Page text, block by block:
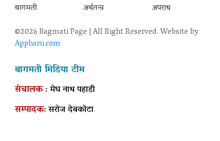
बागमती
अर्थतन्त्र
अपराध
©2026 Bagmati Page | All Right Reserved. Website by
Appharu.com
बागमती मिडिया टीम
संचालक: मेघ नाथ पहाडी
सम्पादक: सरोज देबकोटा